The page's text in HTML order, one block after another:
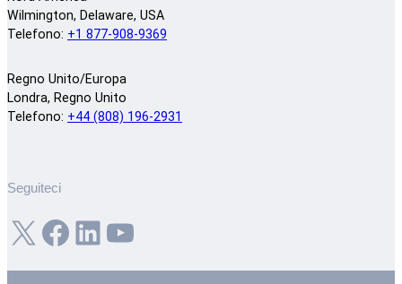
Wilmington, Delaware, USA
Telefono: +1 877-908-9369
Regno Unito/Europa
Londra, Regno Unito
Telefono: +44 (808) 196-2931
Seguiteci
X Facebook LinkedIn YouTube